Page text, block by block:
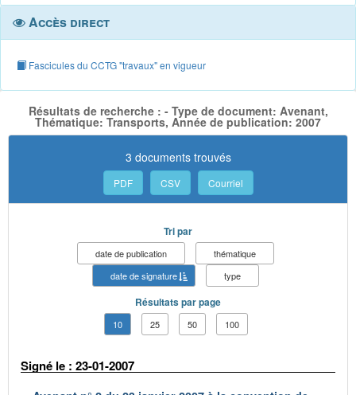
Accès direct
Fascicules du CCTG "travaux" en vigueur
Résultats de recherche : - Type de document: Avenant,
Thématique: Transports, Année de publication: 2007
3 documents trouvés
PDF CSV Courriel
Tri par
date de publication
thématique
date de signature
type
Résultats par page
10 25 50 100
Signé le : 23-01-2007